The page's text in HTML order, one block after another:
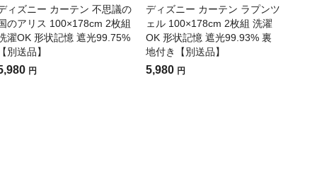
ィズニー カーテン 不思議の
のアリス 100×178cm 2枚組
濯OK 形状記憶 遮光99.75%
別送品】
円
ディズニー カーテン ラプンツ
ェル 100×178cm 2枚組 洗濯
OK 形状記憶 遮光99.93% 裏
地付き【別送品】
5,980 円